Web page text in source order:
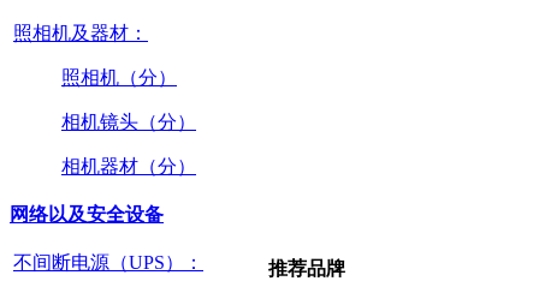
照相机及器材：
照相机（分）
相机镜头（分）
相机器材（分）
网络以及安全设备
不间断电源（UPS）： 推荐品牌